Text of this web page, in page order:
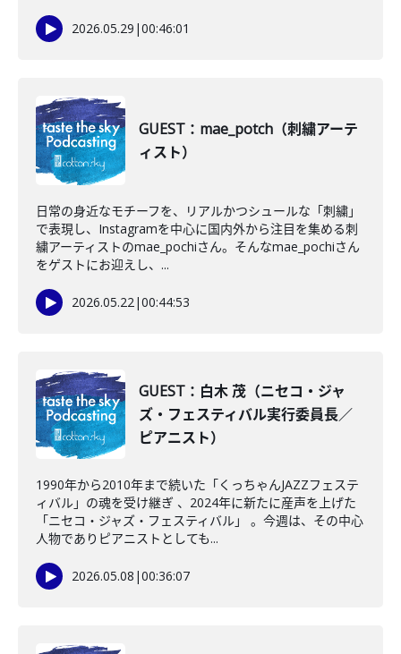
2026.05.29 |00:46:01
GUEST：mae_potch（刺繍アーテ
ィスト）
日常の身近なモチーフを、リアルかつシュールな「刺繍」
で表現し、Instagramを中心に国内外から注目を集める刺
繍アーティストのmae_pochiさん。そんなmae_pochiさん
をゲストにお迎えし、...
2026.05.22|00:44:53
GUEST：白木 茂（ニセコ・ジャ
ズ・フェスティバル実行委員長／
ピアニスト）
1990年から2010年まで続いた「くっちゃんJAZZフェステ
ィバル」の魂を受け継ぎ 、2024年に新たに産声を上げた
「ニセコ・ジャズ・フェスティバル」 。今週は、その中心
人物でありピアニストとしても...
2026.05.08 |00:36:07